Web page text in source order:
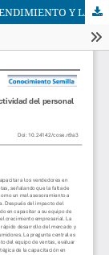
INFLUENCIA DE LA CAPACITACIÓN EN EL RENDIMIENTO Y LA PRODUCTIVIDAD DEL PERSONAL DE VENTAS